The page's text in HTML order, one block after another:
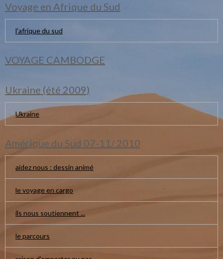
Voyage en Afrique du Sud
l'afrique du sud
VOYAGE CAMBODGE
Ukraine (été 2009)
Ukraine
Amérique du Sud 07-11/ 2010
aidez nous : dessin animé
le voyage en cargo
ils nous soutiennent ...
le parcours